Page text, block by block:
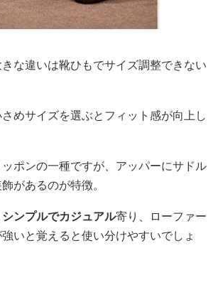
な違いは靴ひもでサイズ調整できない
めサイズを選ぶとフィット感が向上し
ポンの一種ですが、アッパーにサドル
があるのが特徴。
シンプルでカジュアル寄り、ローファー
いと覚えると使い分けやすいでしょ